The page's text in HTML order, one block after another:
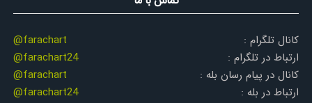
کانال تلگرام :
@farachart
ارتباط در تلگرام :
@farachart24
کانال در پیام رسان بله :
@farachart
ارتباط در بله :
@farachart24